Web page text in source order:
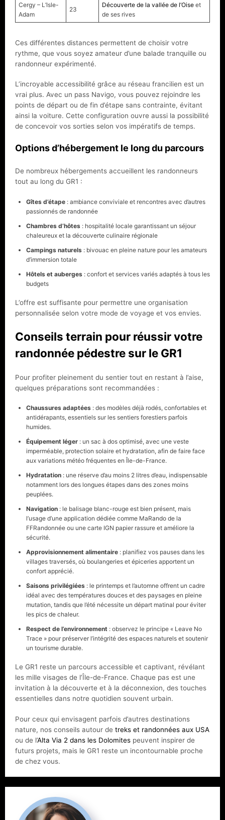
Cergy – L’Isle-
Adam
23
Découverte de la vallée de l’Oise et
de ses rives
Ces différentes distances permettent de choisir votre
rythme, que vous soyez amateur d’une balade tranquille ou
randonneur expérimenté.
L’incroyable accessibilité grâce au réseau francilien est un
vrai plus. Avec un pass Navigo, vous pouvez rejoindre les
points de départ ou de fin d’étape sans contrainte, évitant
ainsi la voiture. Cette configuration ouvre aussi la possibilité
de concevoir vos sorties selon vos impératifs de temps.
Options d’hébergement le long du parcours
De nombreux hébergements accueillent les randonneurs
tout au long du GR1 :
Gîtes d’étape : ambiance conviviale et rencontres avec d’autres
passionnés de randonnée
Chambres d’hôtes : hospitalité locale garantissant un séjour
chaleureux et la découverte culinaire régionale
Campings naturels : bivouac en pleine nature pour les amateurs
d’immersion totale
Hôtels et auberges : confort et services variés adaptés à tous les
budgets
L’offre est suffisante pour permettre une organisation
personnalisée selon votre mode de voyage et vos envies.
Conseils terrain pour réussir votre
randonnée pédestre sur le GR1
Pour profiter pleinement du sentier tout en restant à l’aise,
quelques préparations sont recommandées :
Chaussures adaptées : des modèles déjà rodés, confortables et
antidérapants, essentiels sur les sentiers forestiers parfois
humides.
Équipement léger : un sac à dos optimisé, avec une veste
imperméable, protection solaire et hydratation, afin de faire face
aux variations météo fréquentes en Île-de-France.
Hydratation : une réserve d’au moins 2 litres d’eau, indispensable
notamment lors des longues étapes dans des zones moins
peuplées.
Navigation : le balisage blanc-rouge est bien présent, mais
l’usage d’une application dédiée comme MaRando de la
FFRandonnée ou une carte IGN papier rassure et améliore la
sécurité.
Approvisionnement alimentaire : planifiez vos pauses dans les
villages traversés, où boulangeries et épiceries apportent un
confort apprécié.
Saisons privilégiées : le printemps et l’automne offrent un cadre
idéal avec des températures douces et des paysages en pleine
mutation, tandis que l’été nécessite un départ matinal pour éviter
les pics de chaleur.
Respect de l’environnement : observez le principe « Leave No
Trace » pour préserver l’intégrité des espaces naturels et soutenir
un tourisme durable.
Le GR1 reste un parcours accessible et captivant, révélant
les mille visages de l’Île-de-France. Chaque pas est une
invitation à la découverte et à la déconnexion, des touches
essentielles dans notre quotidien souvent urbain.
Pour ceux qui envisagent parfois d’autres destinations
nature, nos conseils autour de treks et randonnées aux USA
ou de l’Alta Via 2 dans les Dolomites peuvent inspirer de
futurs projets, mais le GR1 reste un incontournable proche
de chez vous.